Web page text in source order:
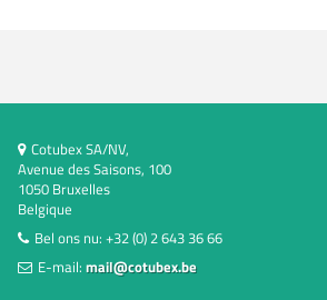
Cotubex SA/NV,
Avenue des Saisons, 100
1050 Bruxelles
Belgique
Bel ons nu: +32 (0) 2 643 36 66
E-mail: mail@cotubex.be